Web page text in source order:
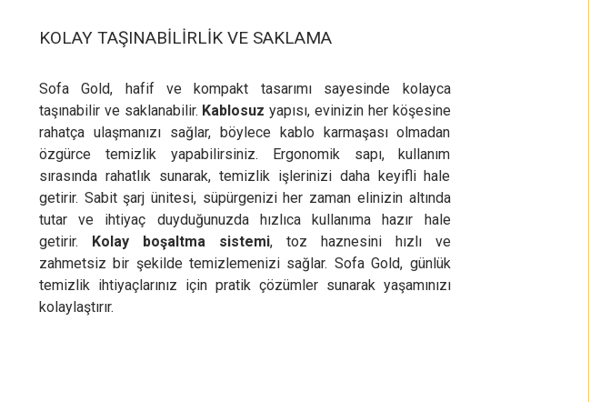
KOLAY TAŞINABİLİRLİK VE SAKLAMA
Sofa Gold, hafif ve kompakt tasarımı sayesinde kolayca
taşınabilir ve saklanabilir. Kablosuz yapısı, evinizin her köşesine
rahatça ulaşmanızı sağlar, böylece kablo karmaşası olmadan
özgürce temizlik yapabilirsiniz. Ergonomik sapı, kullanım
sırasında rahatlık sunarak, temizlik işlerinizi daha keyifli hale
getirir. Sabit şarj ünitesi, süpürgenizi her zaman elinizin altında
tutar ve ihtiyaç duyduğunuzda hızlıca kullanıma hazır hale
getirir. Kolay boşaltma sistemi, toz haznesini hızlı ve
zahmetsiz bir şekilde temizlemenizi sağlar. Sofa Gold, günlük
temizlik ihtiyaçlarınız için pratik çözümler sunarak yaşamınızı
kolaylaştırır.